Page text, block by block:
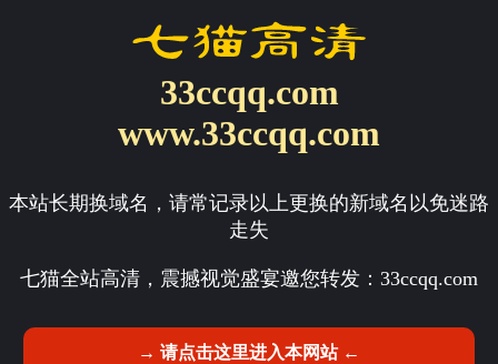
33ccqq.com
www.33ccqq.com
本站长期换域名，请常记录以上更换的新域名以免迷路
走失
七猫全站高清，震撼视觉盛宴邀您转发： 33ccqq.com
→ 请点击这里进入本网站 ←